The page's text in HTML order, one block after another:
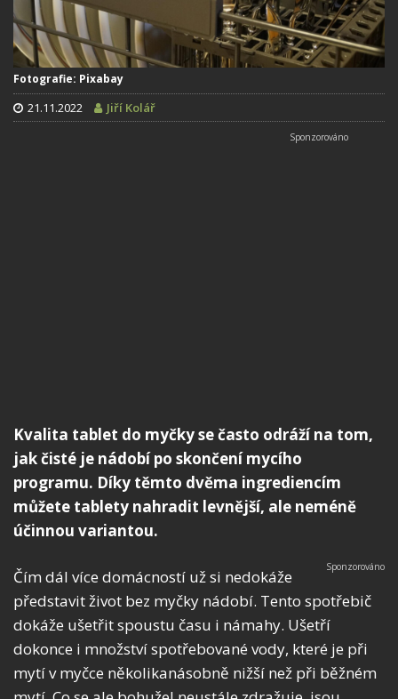
Fotografie: Pixabay
21.11.2022 Jiří Kolář
Kvalita tablet do myčky se často odráží na tom,
jak čisté je nádobí po skončení mycího
programu. Díky těmto dvěma ingrediencím
můžete tablety nahradit levnější, ale neméně
účinnou variantou.
Čím dál více domácností už si nedokáže
představit život bez myčky nádobí. Tento spotřebič
dokáže ušetřit spoustu času i námahy. Ušetří
dokonce i množství spotřebované vody, které je při
mytí v myčce několikanásobně nižší než při běžném